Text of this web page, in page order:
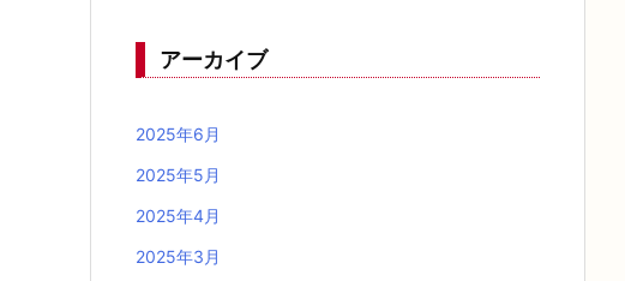
アーカイブ
2025年6月
2025年5月
2025年4月
2025年3月